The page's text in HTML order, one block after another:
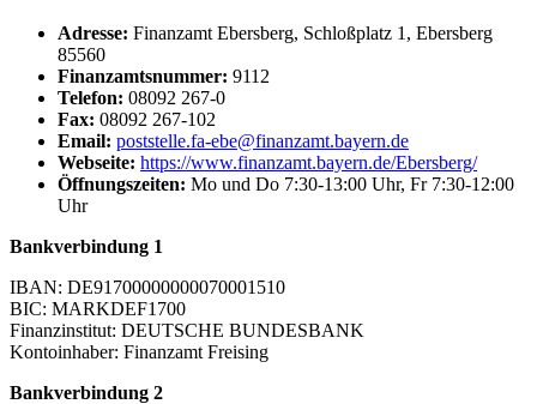
Adresse: Finanzamt Ebersberg, Schloßplatz 1, Ebersberg
85560
Finanzamtsnummer: 9112
Telefon: 08092 267-0
Fax: 08092 267-102
Email: poststelle.fa-ebe@finanzamt.bayern.de
Webseite: https://www.finanzamt.bayern.de/Ebersberg/
Öffnungszeiten: Mo und Do 7:30-13:00 Uhr, Fr 7:30-12:00
Uhr
Bankverbindung 1
IBAN: DE91700000000070001510
BIC: MARKDEF1700
Finanzinstitut: DEUTSCHE BUNDESBANK
Kontoinhaber: Finanzamt Freising
Bankverbindung 2